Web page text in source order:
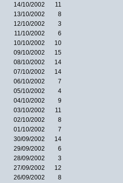
14/10/2002
11
13/10/2002
8
12/10/2002
3
11/10/2002
6
10/10/2002
10
09/10/2002
15
08/10/2002
14
07/10/2002
14
06/10/2002
7
05/10/2002
4
04/10/2002
9
03/10/2002
11
02/10/2002
8
01/10/2002
7
30/09/2002
14
29/09/2002
6
28/09/2002
3
27/09/2002
12
26/09/2002
8